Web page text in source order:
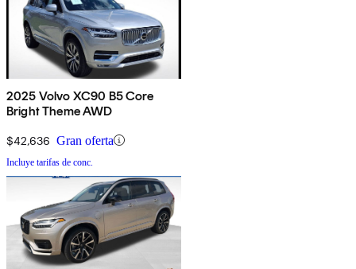
2025 Volvo XC90 B5 Core
Bright Theme AWD
$42,636 Gran oferta
Incluye tarifas de conc.